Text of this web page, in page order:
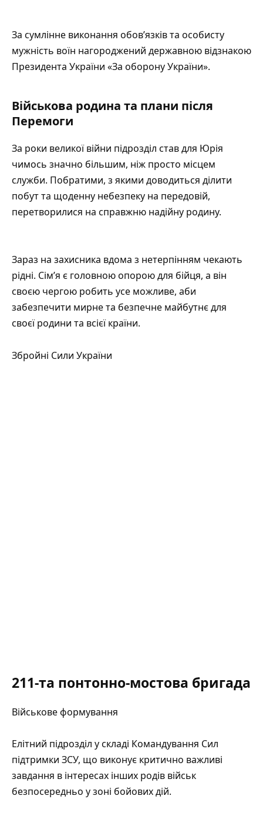
За сумлінне виконання обов’язків та особисту
мужність воїн нагороджений державною відзнакою
Президента України «За оборону України».
Військова родина та плани після
Перемоги
За роки великої війни підрозділ став для Юрія
чимось значно більшим, ніж просто місцем
служби. Побратими, з якими доводиться ділити
побут та щоденну небезпеку на передовій,
перетворилися на справжню надійну родину.
Зараз на захисника вдома з нетерпінням чекають
рідні. Сім’я є головною опорою для бійця, а він
своєю чергою робить усе можливе, аби
забезпечити мирне та безпечне майбутнє для
своєї родини та всієї країни.
Збройні Сили України
211-та понтонно-мостова бригада
Військове формування
Елітний підрозділ у складі Командування Сил
підтримки ЗСУ, що виконує критично важливі
завдання в інтересах інших родів військ
безпосередньо у зоні бойових дій.